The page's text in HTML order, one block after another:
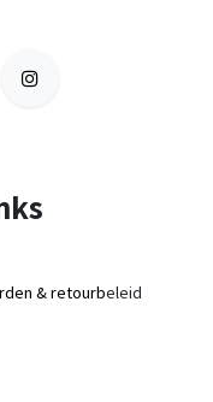
& retourbeleid